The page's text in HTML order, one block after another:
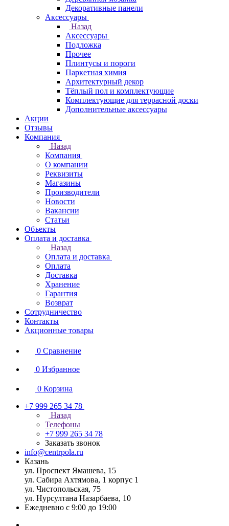
Декоративные панели
Аксессуары
Назад
Аксессуары
Подложка
Прочее
Плинтусы и пороги
Паркетная химия
Архитектурный декор
Тёплый пол и комплектующие
Комплектующие для террасной доски
Дополнительные аксессуары
Акции
Отзывы
Компания
Назад
Компания
О компании
Реквизиты
Магазины
Производители
Новости
Вакансии
Статьи
Объекты
Оплата и доставка
Назад
Оплата и доставка
Оплата
Доставка
Хранение
Гарантия
Возврат
Сотрудничество
Контакты
Акционные товары
0 Сравнение
0 Избранное
0 Корзина
+7 999 265 34 78
Назад
Телефоны
+7 999 265 34 78
Заказать звонок
info@centrpola.ru
Казань
ул. Проспект Ямашева, 15
ул. Сабира Ахтямова, 1 корпус 1
ул. Чистопольская, 75
ул. Нурсултана Назарбаева, 10
Ежедневно с 9:00 до 19:00